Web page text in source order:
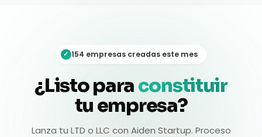
✓ 154 empresas creadas este mes
¿Listo para constituir
tu empresa?
Lanza tu LTD o LLC con Aiden Startup. Proceso